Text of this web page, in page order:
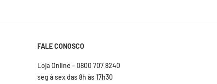
FALE CONOSCO
Loja Online - 0800 707 8240
seg à sex das 8h às 17h30